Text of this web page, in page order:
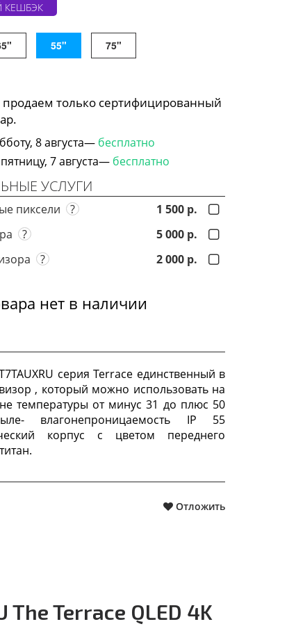
КЕШБЭК
55" 75"
только сертифицированный
8 августа— бесплатно
7 августа— бесплатно
УСЛУГИ
пиксели ?
1 500 р.
?
5 000 р.
? 2 000 р.
нет в наличии
серия Terrace единственный в
, который можно использовать на
температуры от минус 31 до плюс 50
влагонепроницаемость IP 55
корпус с цветом переднего
Отложить
The Terrace QLED 4K